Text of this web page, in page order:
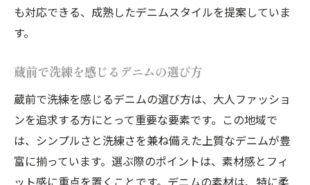
も対応できる、成熟したデニムスタイルを提案していま
す。
蔵前で洗練を感じるデニムの選び方
蔵前で洗練を感じるデニムの選び方は、大人ファッショ
ンを追求する方にとって重要な要素です。この地域で
は、シンプルさと洗練さを兼ね備えた上質なデニムが豊
富に揃っています。選ぶ際のポイントは、素材感とフィ
ット感に重点を置くことです。デニムの素材は、特に柔